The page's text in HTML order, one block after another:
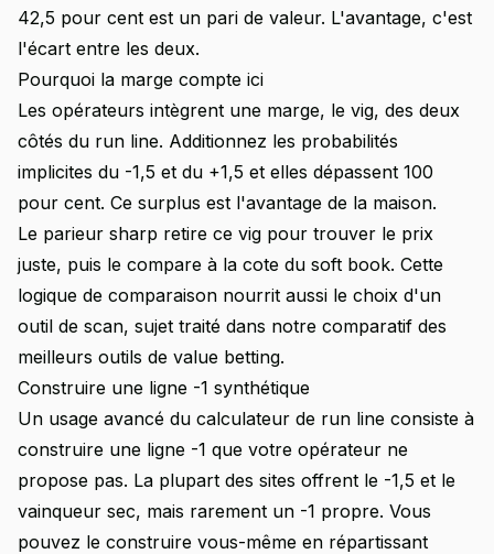
42,5 pour cent est un pari de valeur. L'avantage, c'est
l'écart entre les deux.
Pourquoi la marge compte ici
Les opérateurs intègrent une marge, le vig, des deux
côtés du run line. Additionnez les probabilités
implicites du -1,5 et du +1,5 et elles dépassent 100
pour cent. Ce surplus est l'avantage de la maison.
Le parieur sharp retire ce vig pour trouver le prix
juste, puis le compare à la cote du soft book. Cette
logique de comparaison nourrit aussi le choix d'un
outil de scan, sujet traité dans notre comparatif des
meilleurs outils de value betting.
Construire une ligne -1 synthétique
Un usage avancé du calculateur de run line consiste à
construire une ligne -1 que votre opérateur ne
propose pas. La plupart des sites offrent le -1,5 et le
vainqueur sec, mais rarement un -1 propre. Vous
pouvez le construire vous-même en répartissant